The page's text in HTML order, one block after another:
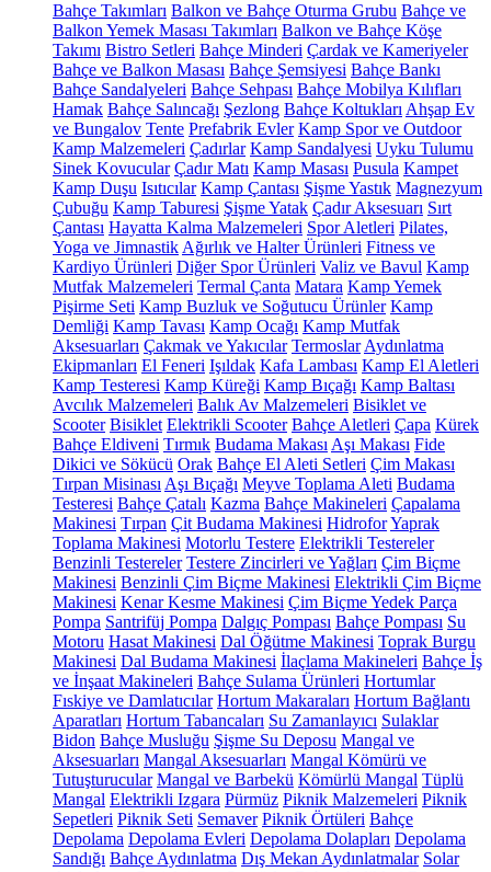
Bahçe Takımları Balkon ve Bahçe Oturma Grubu Bahçe ve
Balkon Yemek Masası Takımları Balkon ve Bahçe Köşe
Takımı Bistro Setleri Bahçe Minderi Çardak ve Kameriyeler
Bahçe ve Balkon Masası Bahçe Şemsiyesi Bahçe Bankı
Bahçe Sandalyeleri Bahçe Sehpası Bahçe Mobilya Kılıfları
Hamak Bahçe Salıncağı Şezlong Bahçe Koltukları Ahşap Ev
ve Bungalov Tente Prefabrik Evler Kamp Spor ve Outdoor
Kamp Malzemeleri Çadırlar Kamp Sandalyesi Uyku Tulumu
Sinek Kovucular Çadır Matı Kamp Masası Pusula Kampet
Kamp Duşu Isıtıcılar Kamp Çantası Şişme Yastık Magnezyum
Çubuğu Kamp Taburesi Şişme Yatak Çadır Aksesuarı Sırt
Çantası Hayatta Kalma Malzemeleri Spor Aletleri Pilates,
Yoga ve Jimnastik Ağırlık ve Halter Ürünleri Fitness ve
Kardiyo Ürünleri Diğer Spor Ürünleri Valiz ve Bavul Kamp
Mutfak Malzemeleri Termal Çanta Matara Kamp Yemek
Pişirme Seti Kamp Buzluk ve Soğutucu Ürünler Kamp
Demliği Kamp Tavası Kamp Ocağı Kamp Mutfak
Aksesuarları Çakmak ve Yakıcılar Termoslar Aydınlatma
Ekipmanları El Feneri Işıldak Kafa Lambası Kamp El Aletleri
Kamp Testeresi Kamp Küreği Kamp Bıçağı Kamp Baltası
Avcılık Malzemeleri Balık Av Malzemeleri Bisiklet ve
Scooter Bisiklet Elektrikli Scooter Bahçe Aletleri Çapa Kürek
Bahçe Eldiveni Tırmık Budama Makası Aşı Makası Fide
Dikici ve Sökücü Orak Bahçe El Aleti Setleri Çim Makası
Tırpan Misinası Aşı Bıçağı Meyve Toplama Aleti Budama
Testeresi Bahçe Çatalı Kazma Bahçe Makineleri Çapalama
Makinesi Tırpan Çit Budama Makinesi HidroforYaprak
Toplama Makinesi Motorlu Testere Elektrikli Testereler
Benzinli Testereler Testere Zincirleri ve Yağları Çim Biçme
Makinesi Benzinli Çim Biçme Makinesi Elektrikli Çim Biçme
Makinesi Kenar Kesme Makinesi Çim Biçme Yedek Parça
Pompa Santrifüj Pompa Dalgıç Pompası Bahçe Pompası Su
Motoru Hasat Makinesi Dal Öğütme Makinesi Toprak Burgu
Makinesi Dal Budama Makinesi İlaçlama Makineleri Bahçe İş
ve İnşaat Makineleri Bahçe Sulama Ürünleri Hortumlar
Fıskiye ve Damlatıcılar Hortum Makaraları Hortum Bağlantı
Aparatları Hortum Tabancaları Su Zamanlayıcı Sulaklar
Bidon Bahçe Musluğu Şişme Su Deposu Mangal ve
Aksesuarları Mangal Aksesuarları Mangal Kömürü ve
Tutuşturucular Mangal ve Barbekü Kömürlü Mangal Tüplü
Mangal Elektrikli Izgara Pürmüz Piknik Malzemeleri Piknik
Sepetleri Piknik Seti Semaver Piknik Örtüleri Bahçe
Depolama Depolama Evleri Depolama Dolapları Depolama
Sandığı Bahçe Aydınlatma Dış Mekan Aydınlatmalar Solar